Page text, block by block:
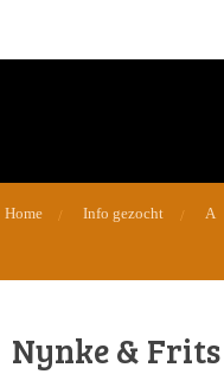
Home Info gezocht A
Nynke & Frits